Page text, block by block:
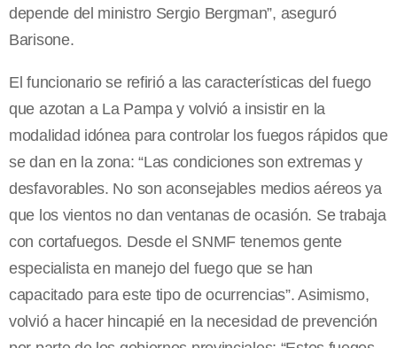
depende del ministro Sergio Bergman”, aseguró
Barisone.
El funcionario se refirió a las características del fuego
que azotan a La Pampa y volvió a insistir en la
modalidad idónea para controlar los fuegos rápidos que
se dan en la zona: “Las condiciones son extremas y
desfavorables. No son aconsejables medios aéreos ya
que los vientos no dan ventanas de ocasión. Se trabaja
con cortafuegos. Desde el SNMF tenemos gente
especialista en manejo del fuego que se han
capacitado para este tipo de ocurrencias”. Asimismo,
volvió a hacer hincapié en la necesidad de prevención